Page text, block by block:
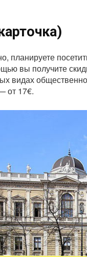
планируете
вы получите
видах
от 17€.